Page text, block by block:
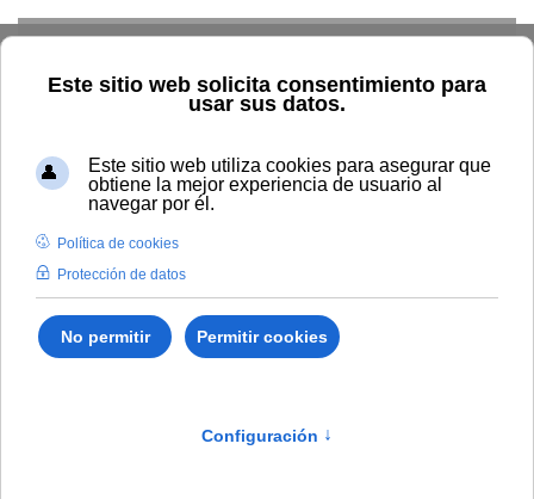
Home Estudiar Oferta académica
Másteres
Universitarios
Máster Universitario en Transformación Digital
Curso 2026-2027 | Próxima preinscripción: del
15 de septiembre de 2026.